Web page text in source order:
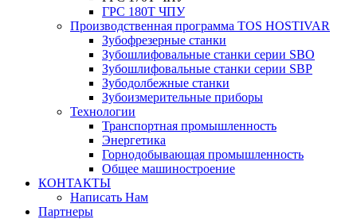
ГРС 180Т ЧПУ
Производственная программа TOS HOSTIVAR
Зубофрезерные станки
Зубошлифовальные станки серии SBO
Зубошлифовальные станки серии SBP
Зубодолбежные станки
Зубоизмерительные приборы
Технологии
Транспортная промышленность
Энергетика
Горнодобывающая промышленность
Общее машиностроение
КОНТАКТЫ
Написать Нам
Партнеры